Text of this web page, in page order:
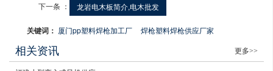
下一条 ： 龙岩电木板简介,电木批发
关键词： 厦门pp塑料焊枪加工厂 焊枪塑料焊枪供应厂家
相关资讯 更多>>